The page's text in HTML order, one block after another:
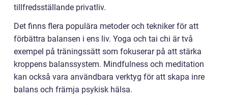
tillfredsställande privatliv.
Det finns flera populära metoder och tekniker för att
förbättra balansen i ens liv. Yoga och tai chi är två
exempel på träningssätt som fokuserar på att stärka
kroppens balanssystem. Mindfulness och meditation
kan också vara användbara verktyg för att skapa inre
balans och främja psykisk hälsa.